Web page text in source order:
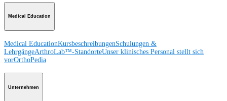
Medical Education
Medical EducationKursbeschreibungenSchulungen &
LehrgängeArthroLab™-StandorteUnser klinisches Personal stellt sich
vorOrthoPedia
Unternehmen